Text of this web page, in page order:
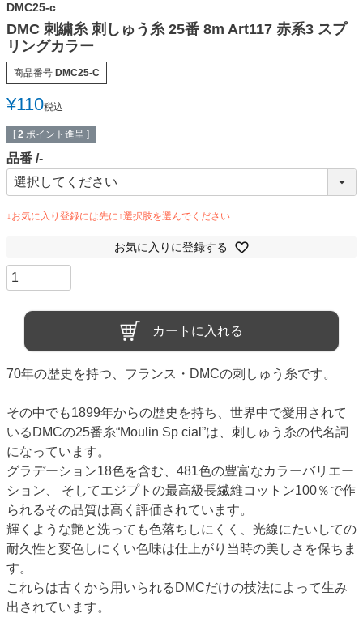
DMC25-c
DMC 刺繍糸 刺しゅう糸 25番 8m Art117 赤系3 スプ
リングカラー
商品番号 DMC25-C
¥110税込
[ 2 ポイント進呈 ]
品番 -
お気に入りに登録する
カートに入れる
70年の歴史を持つ、フランス・DMCの刺しゅう糸です。
その中でも1899年からの歴史を持ち、世界中で愛用されて
いるDMCの25番糸“Moulin Sp cial”は、刺しゅう糸の代名詞
になっています。
グラデーション18色を含む、481色の豊富なカラーバリエー
ション、 そしてエジプトの最高級長繊維コットン100％で作
られるその品質は高く評価されています。
輝くような艶と洗っても色落ちしにくく、光線にたいしての
耐久性と変色しにくい色味は仕上がり当時の美しさを保ちま
す。
これらは古くから用いられるDMCだけの技法によって生み
出されています。